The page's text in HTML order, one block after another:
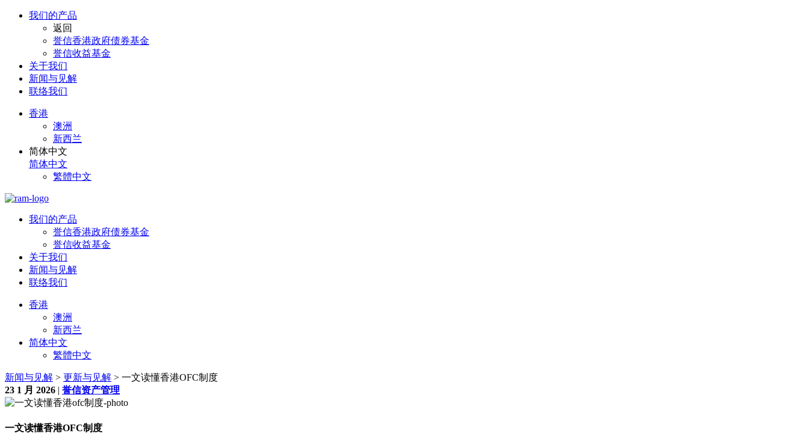
我们的产品
返回
誉信香港政府债券基金
誉信收益基金
关于我们
新闻与见解
联络我们
香港
澳洲
新西兰
简体中文
简体中文
繁體中文
我们的产品
誉信香港政府债券基金
誉信收益基金
关于我们
新闻与见解
联络我们
香港
澳洲
新西兰
简体中文
繁體中文
新闻与见解 > 更新与见解 > 一文读懂香港OFC制度
23 1 月 2026 | 誉信资产管理
一文读懂香港OFC制度